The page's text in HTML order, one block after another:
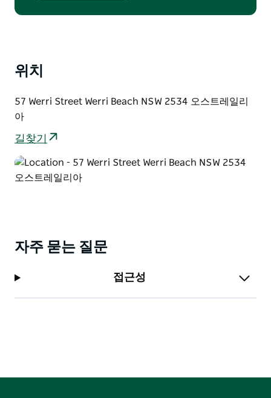
위치
57 Werri Street Werri Beach NSW 2534 오스트레일리
아
길찾기
자주 묻는 질문
접근성